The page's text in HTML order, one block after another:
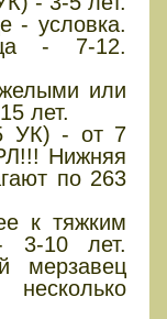
- условка.
- 7-12.
или
лет.
УК) - от 7
Нижняя
по 263
к тяжким
3-10 лет.
мерзавец